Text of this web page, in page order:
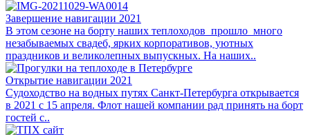
Завершение навигации 2021
В этом сезоне на борту наших теплоходов прошло много
незабываемых свадеб, ярких корпоративов, уютных
праздников и великолепных выпускных. На наших..
Открытие навигации 2021
Судоходство на водных путях Санкт-Петербурга открывается
в 2021 с 15 апреля. Флот нашей компании рад принять на борт
гостей с..